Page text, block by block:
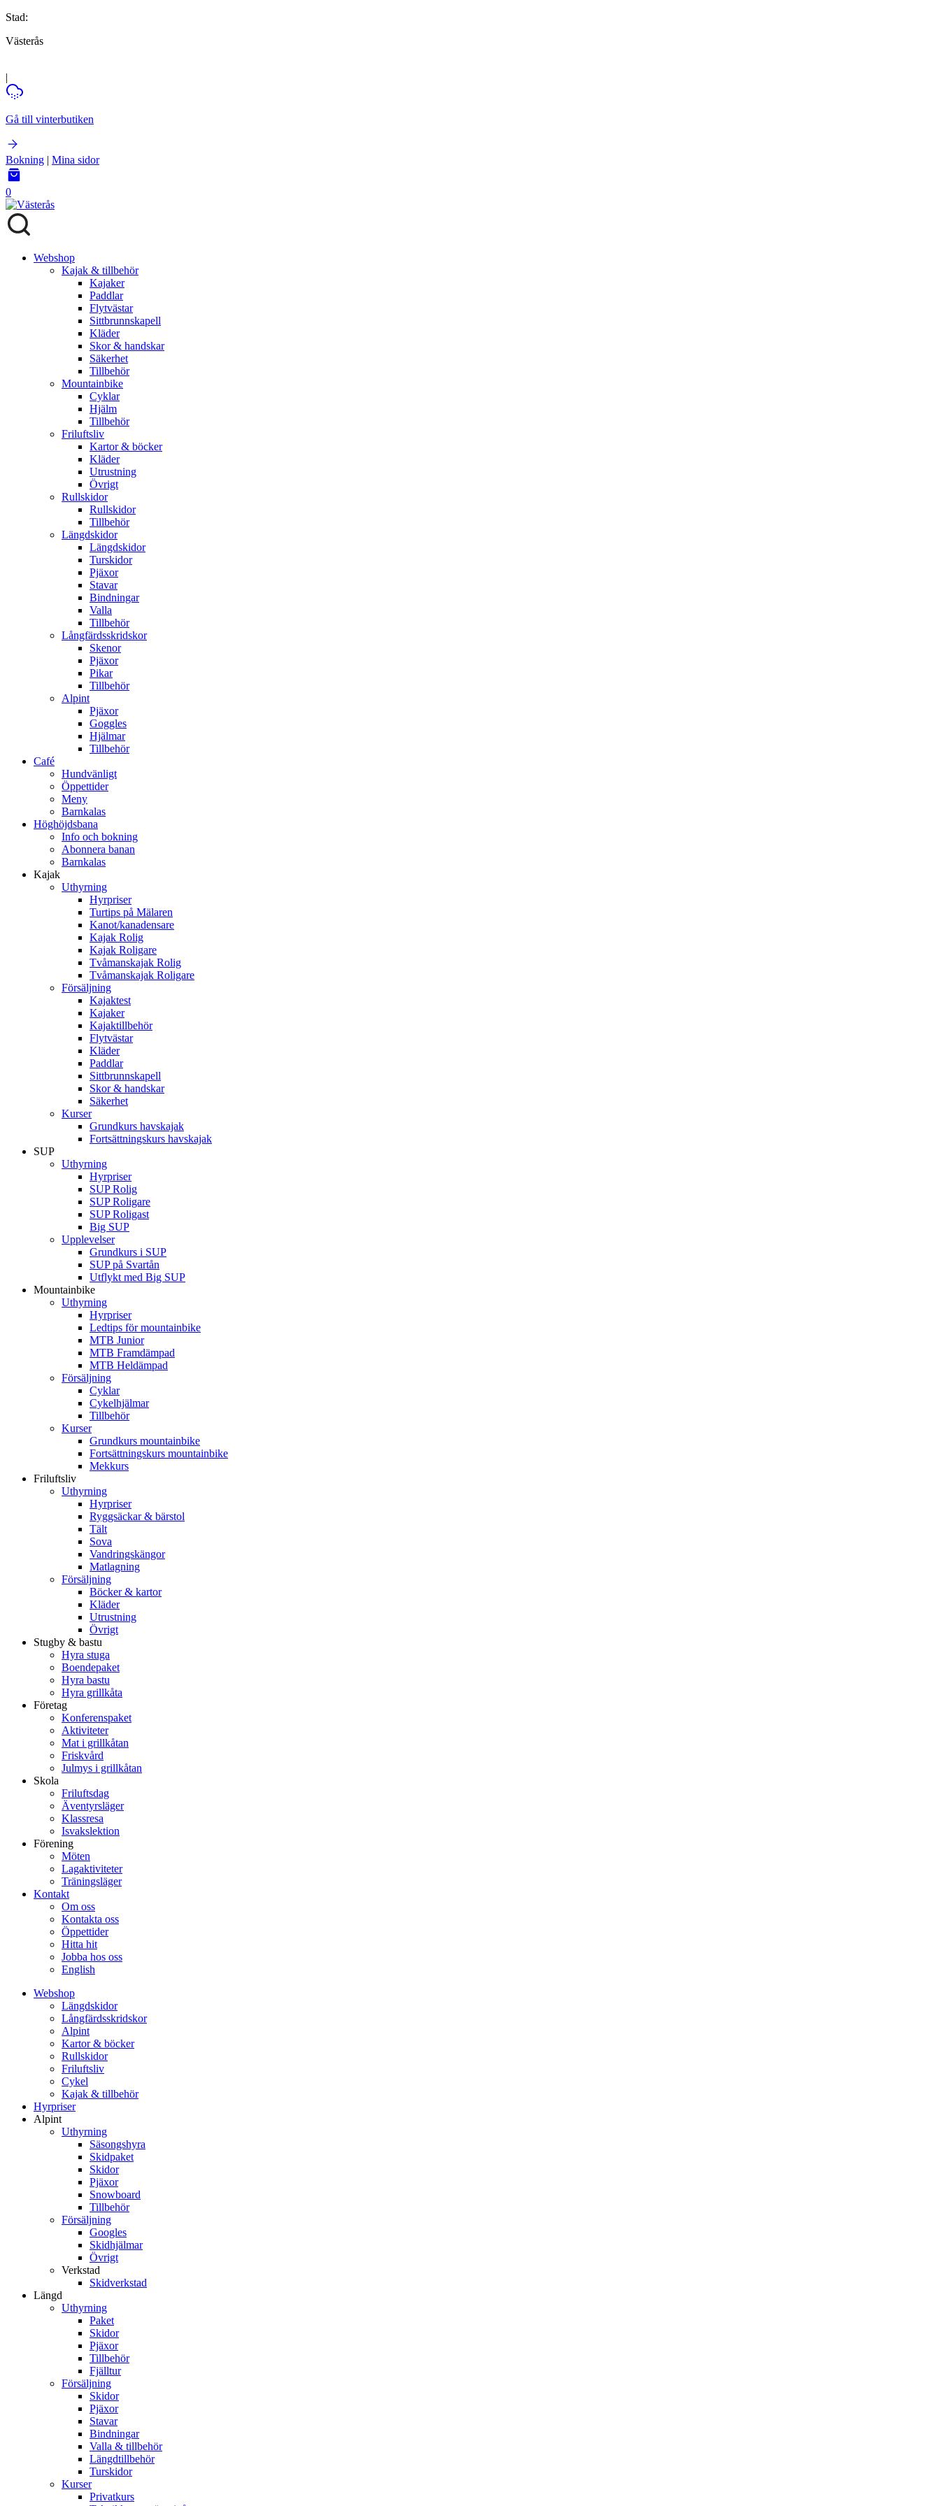
Stad:
Västerås
|
Gå till vinterbutiken
Bokning | Mina sidor
0
Webshop
Kajak & tillbehör
Kajaker
Paddlar
Flytvästar
Sittbrunnskapell
Kläder
Skor & handskar
Säkerhet
Tillbehör
Mountainbike
Cyklar
Hjälm
Tillbehör
Friluftsliv
Kartor & böcker
Kläder
Utrustning
Övrigt
Rullskidor
Rullskidor
Tillbehör
Längdskidor
Längdskidor
Turskidor
Pjäxor
Stavar
Bindningar
Valla
Tillbehör
Långfärdsskridskor
Skenor
Pjäxor
Pikar
Tillbehör
Alpint
Pjäxor
Goggles
Hjälmar
Tillbehör
Café
Hundvänligt
Öppettider
Meny
Barnkalas
Höghöjdsbana
Info och bokning
Abonnera banan
Barnkalas
Kajak
Uthyrning
Hyrpriser
Turtips på Mälaren
Kanot/kanadensare
Kajak Rolig
Kajak Roligare
Tvåmanskajak Rolig
Tvåmanskajak Roligare
Försäljning
Kajaktest
Kajaker
Kajaktillbehör
Flytvästar
Kläder
Paddlar
Sittbrunnskapell
Skor & handskar
Säkerhet
Kurser
Grundkurs havskajak
Fortsättningskurs havskajak
SUP
Uthyrning
Hyrpriser
SUP Rolig
SUP Roligare
SUP Roligast
Big SUP
Upplevelser
Grundkurs i SUP
SUP på Svartån
Utflykt med Big SUP
Mountainbike
Uthyrning
Hyrpriser
Ledtips för mountainbike
MTB Junior
MTB Framdämpad
MTB Heldämpad
Försäljning
Cyklar
Cykelhjälmar
Tillbehör
Kurser
Grundkurs mountainbike
Fortsättningskurs mountainbike
Mekkurs
Friluftsliv
Uthyrning
Hyrpriser
Ryggsäckar & bärstol
Tält
Sova
Vandringskängor
Matlagning
Försäljning
Böcker & kartor
Kläder
Utrustning
Övrigt
Stugby & bastu
Hyra stuga
Boendepaket
Hyra bastu
Hyra grillkåta
Företag
Konferenspaket
Aktiviteter
Mat i grillkåtan
Friskvård
Julmys i grillkåtan
Skola
Friluftsdag
Äventyrsläger
Klassresa
Isvakslektion
Förening
Möten
Lagaktiviteter
Träningsläger
Kontakt
Om oss
Kontakta oss
Öppettider
Hitta hit
Jobba hos oss
English
Webshop
Längdskidor
Långfärdsskridskor
Alpint
Kartor & böcker
Rullskidor
Friluftsliv
Cykel
Kajak & tillbehör
Hyrpriser
Alpint
Uthyrning
Säsongshyra
Skidpaket
Skidor
Pjäxor
Snowboard
Tillbehör
Försäljning
Googles
Skidhjälmar
Övrigt
Verkstad
Skidverkstad
Längd
Uthyrning
Paket
Skidor
Pjäxor
Tillbehör
Fjälltur
Försäljning
Skidor
Pjäxor
Stavar
Bindningar
Valla & tillbehör
Längdtillbehör
Turskidor
Kurser
Privatkurs